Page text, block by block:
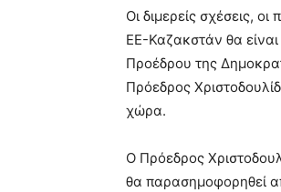
Οι διμερείς σχέσεις,
ΕΕ-Καζακστάν θα
Προέδρου της
Πρόεδρος
χώρα.
Ο Πρόεδρος
θα παρασημοφορηθεί